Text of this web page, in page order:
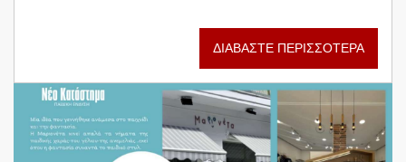
ΔΙΑΒΑΣΤΕ ΠΕΡΙΣΣΟΤΕΡΑ